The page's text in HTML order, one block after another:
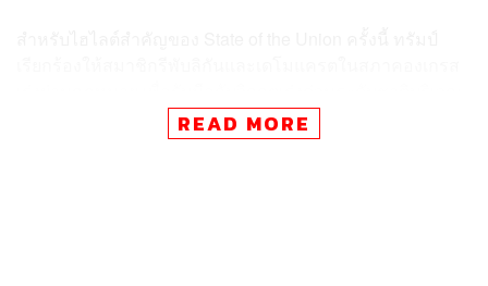
ชายแดนทางใต้ของสหรัฐฯ นอกจากนี้ เขายังกดดันให้รัฐสภา
จัดสรรงบประมาณให้รัฐบาล “เพื่อปกป้องมาตุภูมิ และพิทักษ์
READ MORE